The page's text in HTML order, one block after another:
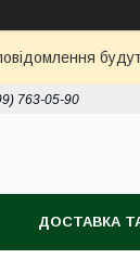
763-05-90
ДОСТАВКА